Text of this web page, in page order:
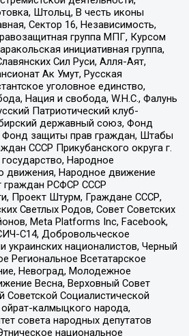
Штольц, В честь иконы
Сектор 16, Независимость,
группа МПГ, Курсом
инициативная группа,
Сил Руси, Алля-Аят,
Ак Умут, Русская
уголовное единство,
Нация и свобода, W.H.С., Фалунь
Патриотический клуб-
державный союз, Фонд
Фонд защиты прав граждан, Штабы
СССР Прикубанского округа г.
Народное
движения, Народное движение
граждан РСФСР СССР
Проект Штурм, Граждане СССР,
Светлых Родов, Совет Советских
Meta Platforms Inc, Facebook,
С14, Добровольческое
украинских националистов, Черный
Региональное Всетатарское
Невоград, Молодежное
Весна, Верховный Совет
Советской Социалистической
калмыцкого народа,
совета народных депутатов
национальное